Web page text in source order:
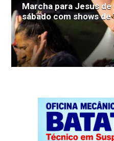
Marcha para Jesus
sábado com shows de